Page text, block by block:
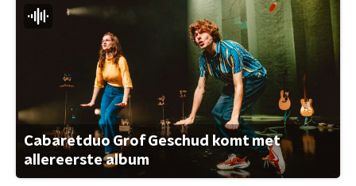
Cabaretduo Grof Geschud komt met
allereerste album